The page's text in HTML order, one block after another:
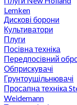
Lemken
Дискові борони
Культиватори
Плуги
Посівна техніка
Передпосівний
Обприскувачі
Грунтоущільнювачі
Просапна техніка
Weidemann